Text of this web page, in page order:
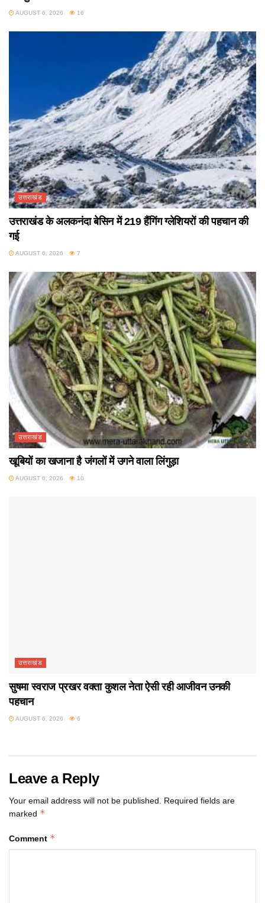
AUGUST 6, 2026 16
उत्तराखंड
उत्तराखंड के अलकनंदा बेसिन में 219 हैंगिंग ग्लेशियरों की पहचान की
गई
AUGUST 6, 2026 7
उत्तराखंड
खूबियों का खजाना है जंगलों में उगने वाला लिंगुड़ा
AUGUST 6, 2026 10
उत्तराखंड
सुषमा स्वराज प्रखर वक्ता कुशल नेता ऐसी रही आजीवन उनकी
पहचान
AUGUST 6, 2026 6
Leave a Reply
Your email address will not be published. Required fields are
marked *
Comment *